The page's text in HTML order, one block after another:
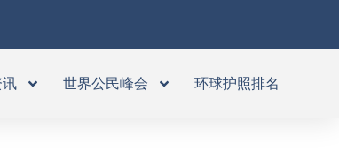
讯 世界公民峰会 环球护照排名